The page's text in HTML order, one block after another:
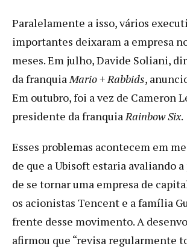
Paralelamente a isso, vários
importantes deixaram a empresa
meses. Em julho, Davide Soliani,
da franquiaMario + Rabbids,
Em outubro, foi a vez de Cameron
presidente da franquiaRainbow Six.
Esses problemas acontecem em
de que a Ubisoft estaria avaliando
de se tornar uma empresa de
os acionistas Tencent e a família
frente desse movimento. A
afirmou que “revisa regularmente